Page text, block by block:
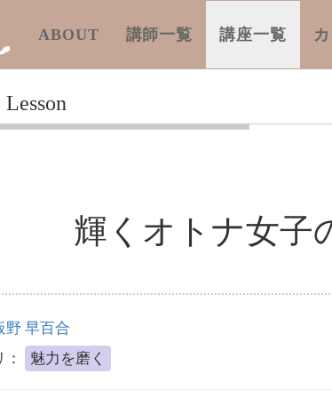
ABOUT 講師一覧 講座一覧
輝くオトナ女子
野 早百合
魅力を磨く